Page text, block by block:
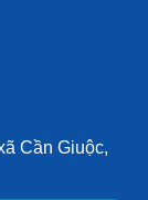
Cần Giuộc,